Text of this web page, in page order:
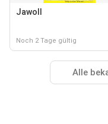
Jawoll
Noch 2 Tage gültig
Alle